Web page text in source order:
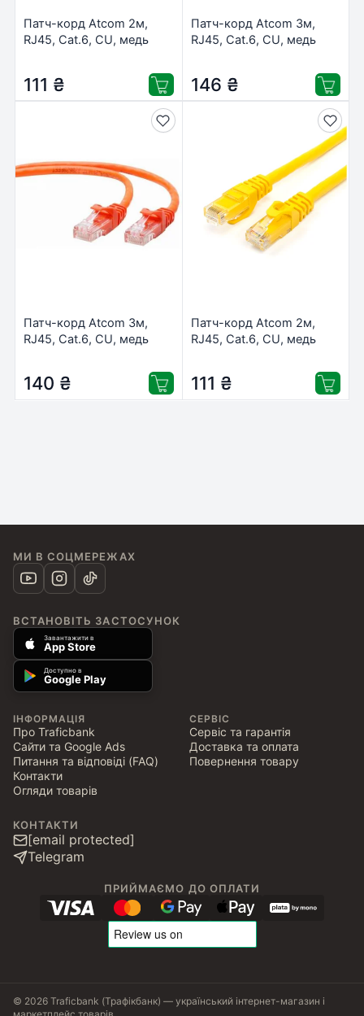
Патч-корд Atcom 2м,
RJ45, Cat.6, CU, медь
111 ₴
Патч-корд Atcom 3м,
RJ45, Cat.6, CU, медь
146 ₴
Патч-корд Atcom 3м,
RJ45, Cat.6, CU, медь
140 ₴
Патч-корд Atcom 2м,
RJ45, Cat.6, CU, медь
111 ₴
МИ В СОЦМЕРЕЖАХ
ВСТАНОВІТЬ ЗАСТОСУНОК
Завантажити в
App Store
Доступно в
Google Play
ІНФОРМАЦІЯ
Про Traficbank
Сайти та Google Ads
Питання та відповіді (FAQ)
Контакти
Огляди товарів
СЕРВІС
Сервіс та гарантія
Доставка та оплата
Повернення товару
КОНТАКТИ
[email protected]
Telegram
ПРИЙМАЄМО ДО ОПЛАТИ
© 2026 Traficbank (Трафікбанк) — український інтернет-магазин і